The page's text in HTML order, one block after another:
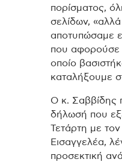
πορίσματος,
σελίδων, «αλλά
αποτυπώσαμε
που αφορούσε
οποίο
καταλήξουμε
Ο κ. Σαββίδης
δήλωσή που
Τετάρτη με
Εισαγγελέα,
προσεκτική